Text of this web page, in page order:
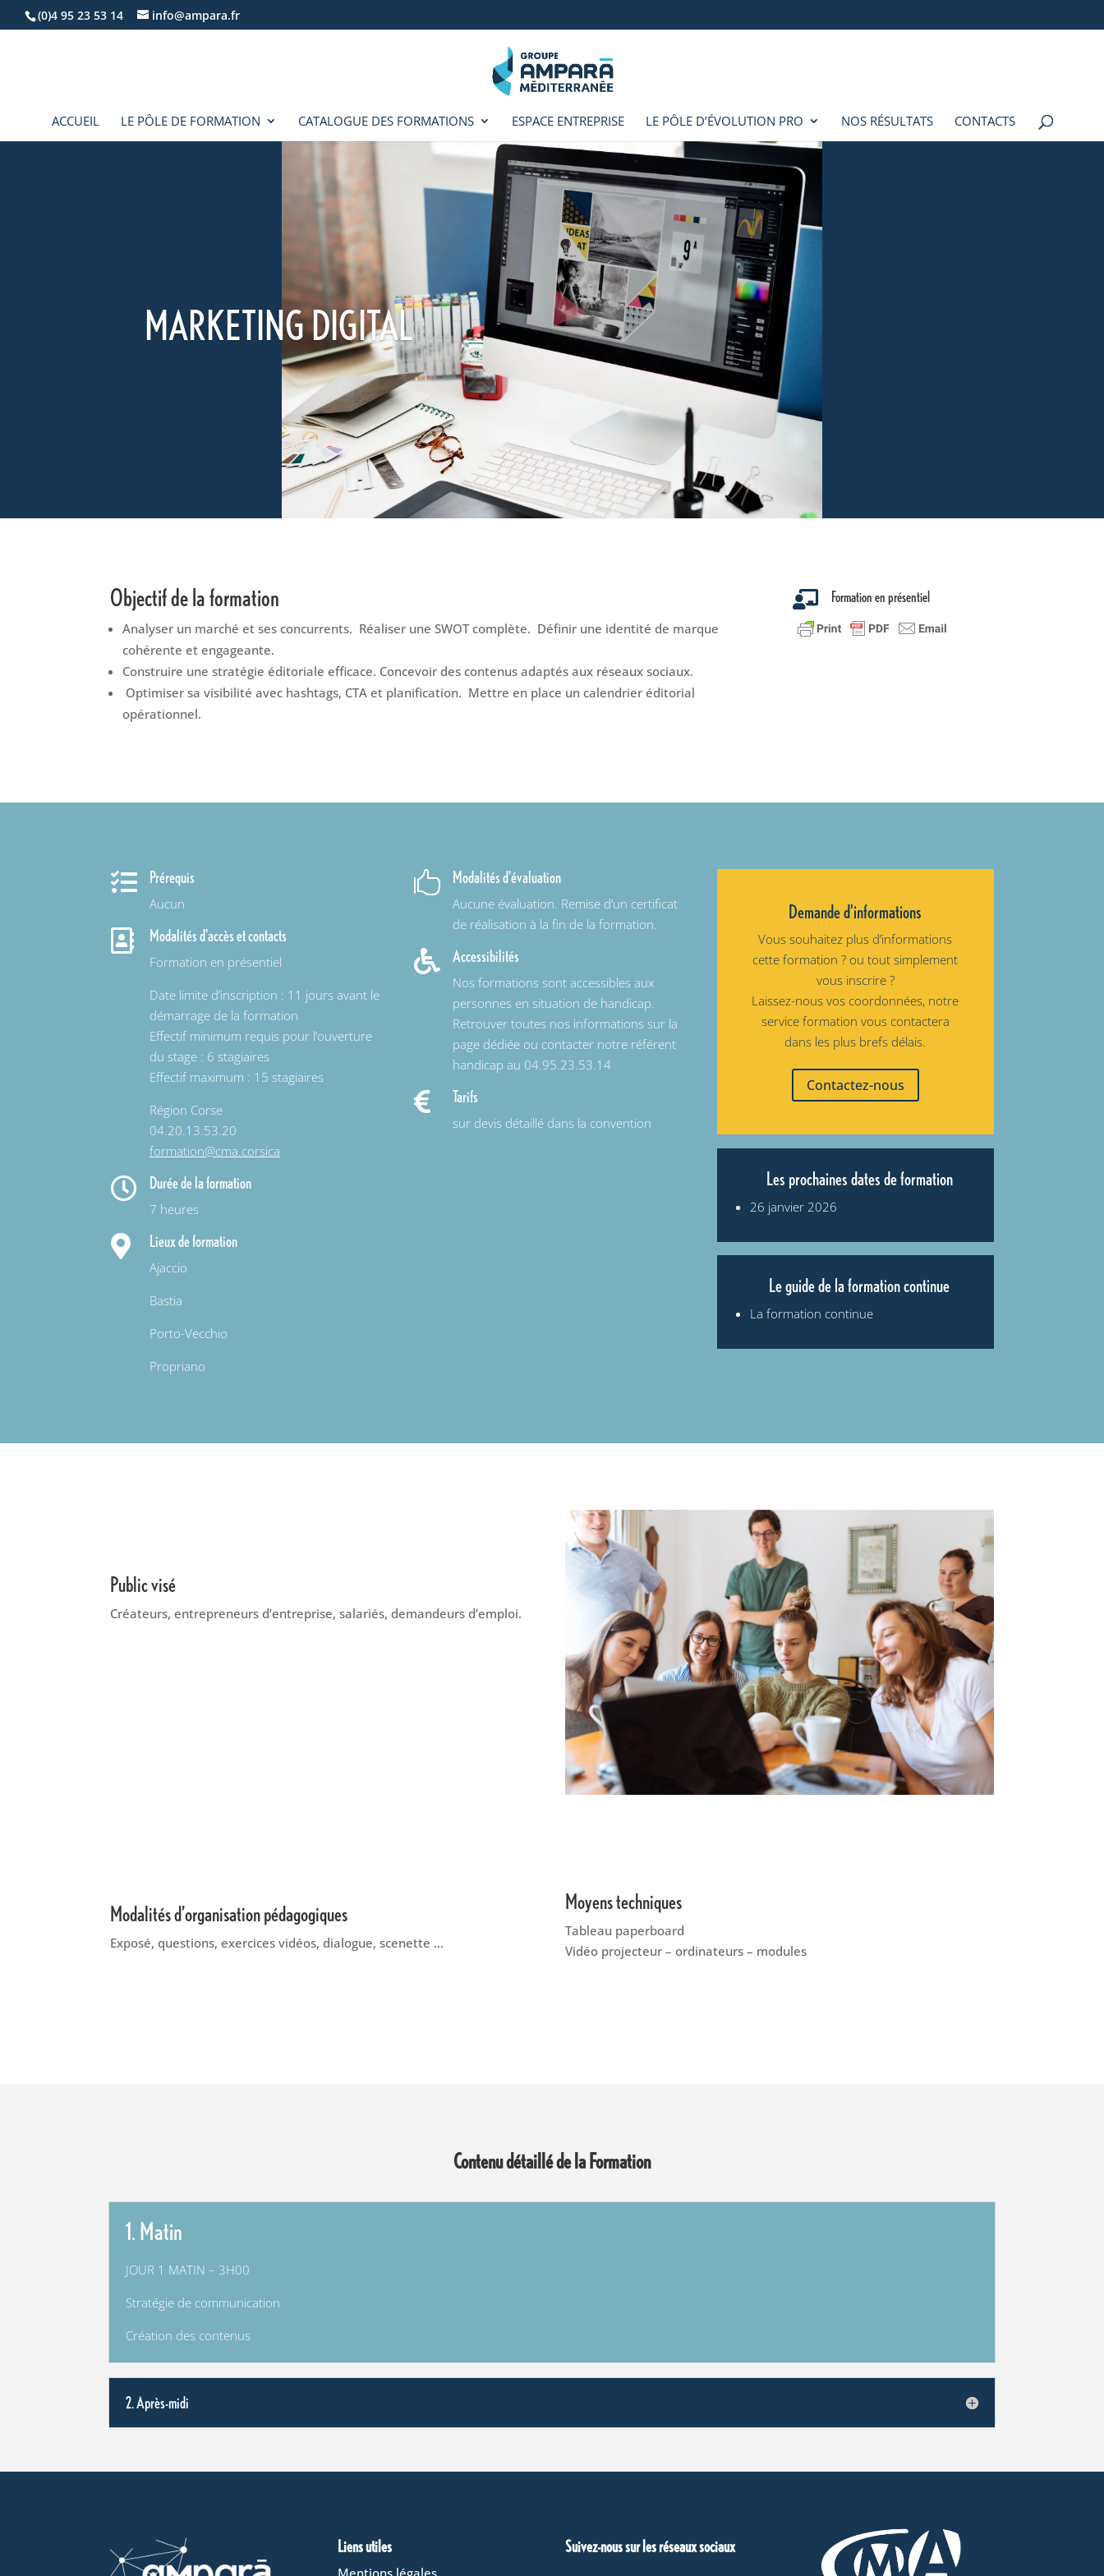
(0)4 95 23 53 14 info@ampara.fr
ACCUEIL LE PÔLE DE FORMATION CATALOGUE DES FORMATIONS ESPACE ENTREPRISE LE PÔLE D’ÉVOLUTION PRO NOS RÉSULTATS CONTACTS
MARKETING DIGITAL
Objectif de la formation
Analyser un marché et ses concurrents. Réaliser une SWOT complète. Définir une identité de marque
cohérente et engageante.
Construire une stratégie éditoriale efficace. Concevoir des contenus adaptés aux réseaux sociaux.
Optimiser sa visibilité avec hashtags, CTA et planification. Mettre en place un calendrier éditorial
opérationnel.
 Formation en présentiel
 Prérequis
Aucun
 Modalités d'accès et contacts
Formation en présentiel
Date limite d’inscription : 11 jours avant le
démarrage de la formation
Effectif minimum requis pour l’ouverture
du stage : 6 stagiaires
Effectif maximum : 15 stagiaires
Région Corse
04.20.13.53.20
formation@cma.corsica
 Durée de la formation
7 heures
 Lieux de formation
Ajaccio
Bastia
Porto-Vecchio
Propriano
 Modalités d'évaluation
Aucune évaluation. Remise d’un certificat
de réalisation à la fin de la formation.
 Accessibilités
Nos formations sont accessibles aux
personnes en situation de handicap.
Retrouver toutes nos informations sur la
page dédiée ou contacter notre référent
handicap au 04.95.23.53.14
 Tarifs
sur devis détaillé dans la convention
Demande d'informations
Vous souhaitez plus d’informations
cette formation ? ou tout simplement
vous inscrire ?
Laissez-nous vos coordonnées, notre
service formation vous contactera
dans les plus brefs délais.
Contactez-nous
Les prochaines dates de formation
26 janvier 2026
Le guide de la formation continue
La formation continue
Public visé
Créateurs, entrepreneurs d’entreprise, salariés, demandeurs d’emploi.
Modalités d’organisation pédagogiques
Exposé, questions, exercices vidéos, dialogue, scenette …
Moyens techniques
Tableau paperboard
Vidéo projecteur – ordinateurs – modules
Contenu détaillé de la Formation
1. Matin
JOUR 1 MATIN – 3H00
Stratégie de communication
Création des contenus
2. Après-midi
Liens utiles Suivez-nous sur les réseaux sociaux